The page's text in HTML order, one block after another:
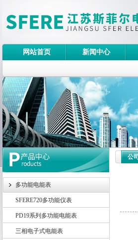
网站首页 新闻中心
多功能电能表
SFERE720多功能仪表
PD19系列多功能电能表
三相电子式电能表
公